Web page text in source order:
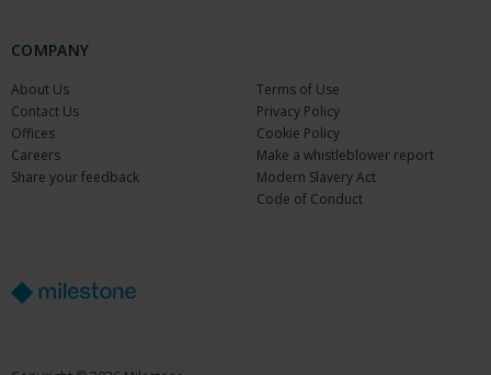
COMPANY
About Us
Contact Us
Offices
Careers
Share your feedback
Terms of Use
Privacy Policy
Cookie Policy
Make a whistleblower report
Modern Slavery Act
Code of Conduct